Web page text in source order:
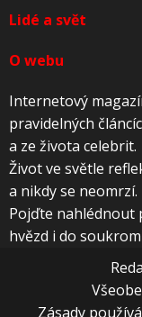
Lidé a svět
O webu
Internetový
pravidelných
a ze života celebrit.
Život ve světle
a nikdy se neomrzí.
Pojďte nahlédnout
hvězd i do
Zásady